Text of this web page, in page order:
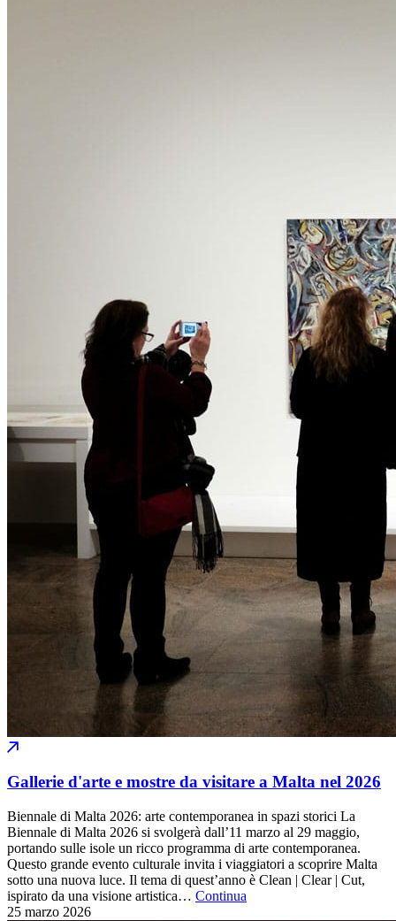
Gallerie d'arte e mostre da visitare a Malta nel 2026
Biennale di Malta 2026: arte contemporanea in spazi storici La
Biennale di Malta 2026 si svolgerà dall’11 marzo al 29 maggio,
portando sulle isole un ricco programma di arte contemporanea.
Questo grande evento culturale invita i viaggiatori a scoprire Malta
sotto una nuova luce. Il tema di quest’anno è Clean | Clear | Cut,
ispirato da una visione artistica… Continua
25 marzo 2026